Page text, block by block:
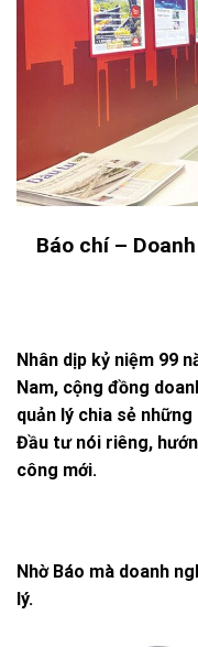
Báo chí –
Nhân dịp kỷ niệm 99
Nam, cộng đồng
quản lý chia sẻ
Đầu tư nói riêng,
công mới.
Nhờ Báo mà doanh
lý.